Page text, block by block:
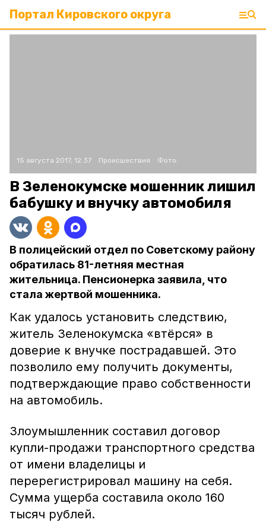
Портал Кировского округа
15 августа 2017, 12:37 Происшествия Фото:
В Зеленокумске мошенник лишил
бабушку и внучку автомобиля
В полицейский отдел по Советскому району
обратилась 81-летняя местная
жительница. Пенсионерка заявила, что
стала жертвой мошенника.
Как удалось установить следствию,
житель Зеленокумска «втёрся» в
доверие к внучке пострадавшей. Это
позволило ему получить документы,
подтверждающие право собственности
на автомобиль.
Злоумышленник составил договор
купли-продажи транспортного средства
от имени владелицы и
перерегистрировал машину на себя.
Сумма ущерба составила около 160
тысяч рублей.